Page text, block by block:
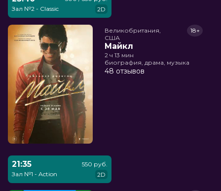
Зал №2 - Classic
2D
Великобритания,
США
Майкл
18+
2 ч 13 мин
биография, драма, музыка
48 отзывов
21:35
Зал №1 - Action
550 руб.
2D